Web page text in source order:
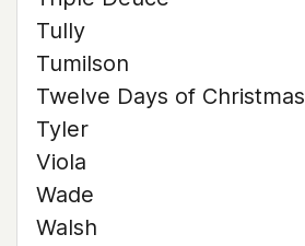
Tully
Tumilson
Twelve Days of Christmas
Tyler
Viola
Wade
Walsh